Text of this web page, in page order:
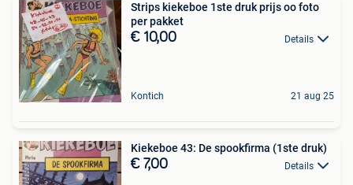
Strips kiekeboe 1ste druk prijs oo foto
per pakket
€ 10,00 Details
Kontich 21 aug 25
Kiekeboe 43: De spookfirma (1ste druk)
€ 7,00 Details